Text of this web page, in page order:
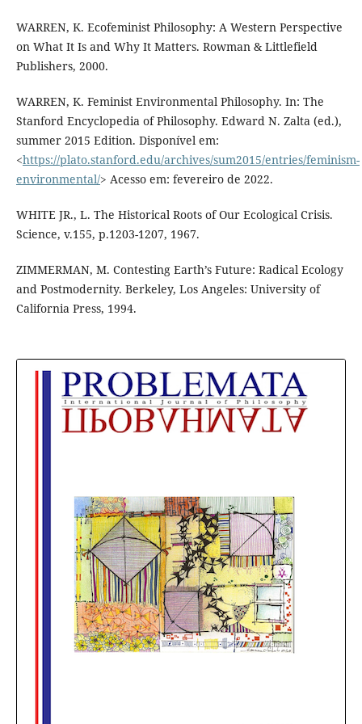
WARREN, K. Ecofeminist Philosophy: A Western Perspective
on What It Is and Why It Matters. Rowman & Littlefield
Publishers, 2000.
WARREN, K. Feminist Environmental Philosophy. In: The
Stanford Encyclopedia of Philosophy. Edward N. Zalta (ed.),
summer 2015 Edition. Disponível em:
<https://plato.stanford.edu/archives/sum2015/entries/feminism-
environmental/> Acesso em: fevereiro de 2022.
WHITE JR., L. The Historical Roots of Our Ecological Crisis.
Science, v.155, p.1203-1207, 1967.
ZIMMERMAN, M. Contesting Earth’s Future: Radical Ecology
and Postmodernity. Berkeley, Los Angeles: University of
California Press, 1994.